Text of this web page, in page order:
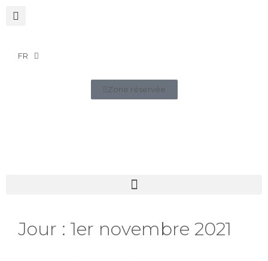
FR
Zone réservée
Jour :1er novembre 2021